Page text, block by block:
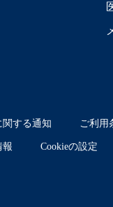
関する通知 ご利用
報 Cookieの設定